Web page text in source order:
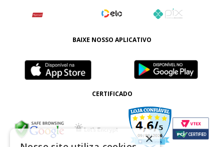
BAIXE NOSSO APLICATIVO
CERTIFICADO
×